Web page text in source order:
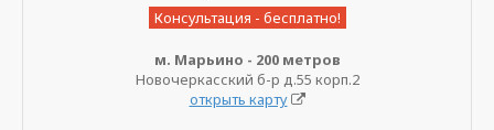
Консультация - бесплатно!
м. Марьино - 200 метров
Новочеркасский б-р д.55 корп.2
открыть карту